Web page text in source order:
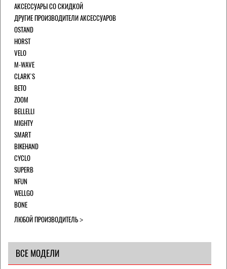
АКСЕССУАРЫ СО СКИДКОЙ
ДРУГИЕ ПРОИЗВОДИТЕЛИ АКСЕССУАРОВ
OSTAND
HORST
VELO
M-WAVE
CLARK`S
BETO
ZOOM
BELLELLI
MIGHTY
SMART
BIKEHAND
CYCLO
SUPERB
NFUN
WELLGO
BONE
ЛЮБОЙ ПРОИЗВОДИТЕЛЬ
ВСЕ МОДЕЛИ